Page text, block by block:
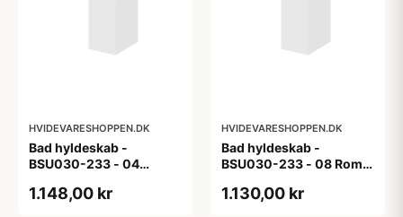
HVIDEVARESHOPPEN.DK
Bad hyldeskab -
BSU030-233 - 04
1.148,00 kr
HVIDEVARESHOPPEN.DK
Bad hyldeskab -
BSU030-233 - 08 Roma
1.130,00 kr